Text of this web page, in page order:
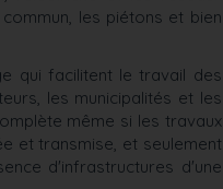
les piétons et bien
qui facilitent le travail des
les municipalités et les
même si les travaux
et transmise, et seulement
d'infrastructures d'une